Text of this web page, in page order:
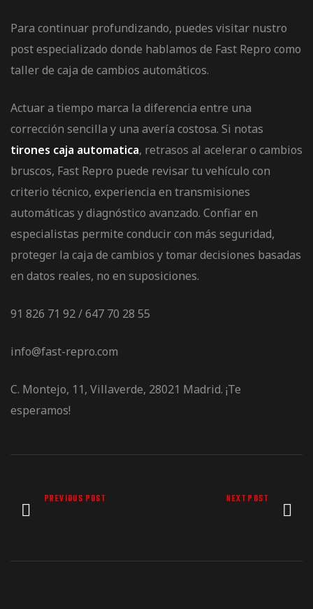
Para continuar profundizando, puedes visitar nustro
post especializado donde hablamos de Fast Repro como
taller de caja de cambios automáticos.
Actuar a tiempo marca la diferencia entre una
corrección sencilla y una avería costosa. Si notas
tirones caja automatica, retrasos al acelerar o cambios
bruscos, Fast Repro puede revisar tu vehículo con
criterio técnico, experiencia en transmisiones
automáticas y diagnóstico avanzado. Confiar en
especialistas permite conducir con más seguridad,
proteger la caja de cambios y tomar decisiones basadas
en datos reales, no en suposiciones.
91 826 71 92 / 647 70 28 55
info@fast-repro.com
C. Montejo, 11, Villaverde, 28021 Madrid. ¡Te
esperamos!
PREVIOUS POST NEXT POST